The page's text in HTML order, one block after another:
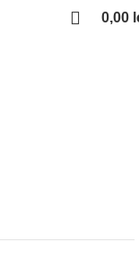
0,00